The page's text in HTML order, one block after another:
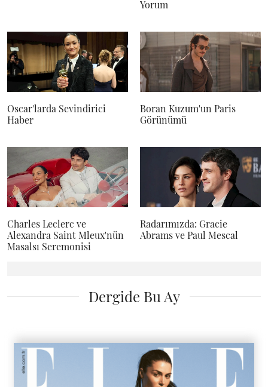
Yorum
Oscar'larda Sevindirici
Haber
Boran Kuzum'un Paris
Görünümü
Charles Leclerc ve
Alexandra Saint Mleux'nün
Masalsı Seremonisi
Radarımızda: Gracie
Abrams ve Paul Mescal
Dergide Bu Ay